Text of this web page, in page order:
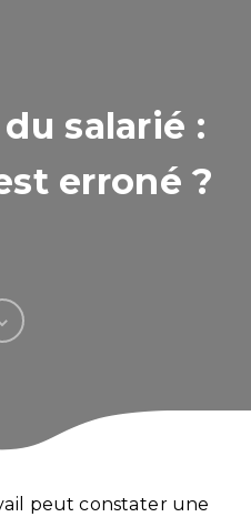
salarié :
erroné ?
peut constater une